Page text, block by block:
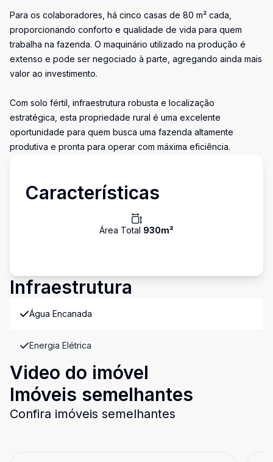
Para os colaboradores, há cinco casas de 80 m² cada,
proporcionando conforto e qualidade de vida para quem
trabalha na fazenda. O maquinário utilizado na produção é
extenso e pode ser negociado à parte, agregando ainda mais
valor ao investimento.
Com solo fértil, infraestrutura robusta e localização
estratégica, esta propriedade rural é uma excelente
oportunidade para quem busca uma fazenda altamente
produtiva e pronta para operar com máxima eficiência.
Características
Área Total 930m²
Infraestrutura
Água Encanada
Energia Elétrica
Video do imóvel
Imóveis semelhantes
Confira imóveis semelhantes